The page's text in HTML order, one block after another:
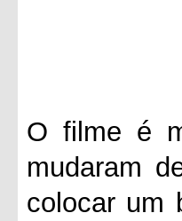
O filme é
mudaram
colocar um